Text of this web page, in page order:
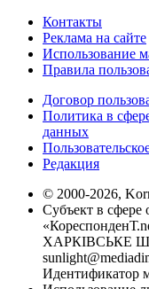
Контакты
Реклама на сайте
Использование
Правила
Договор
Политика в
данных
Редакция
© 2000-2026,
Субъект в сфере
ХАРКІВСЬКЕ
Идентификатор